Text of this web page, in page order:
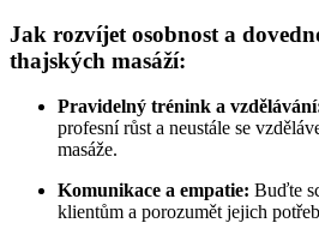
Jak rozvíjet osobnost a
thajských masáží:
Pravidelný trénink a
profesní růst a neustále se
masáže.
Komunikace a empatie: Buďte
klientům a porozumět jejich